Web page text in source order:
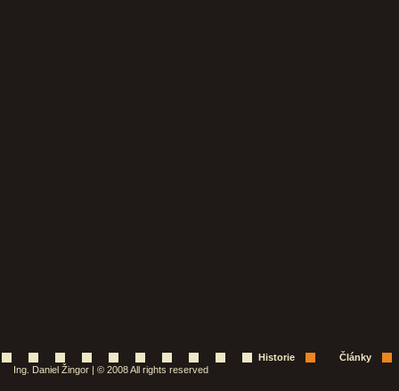
Historie
Články
Ing. Daniel Žingor | © 2008 All rights reserved